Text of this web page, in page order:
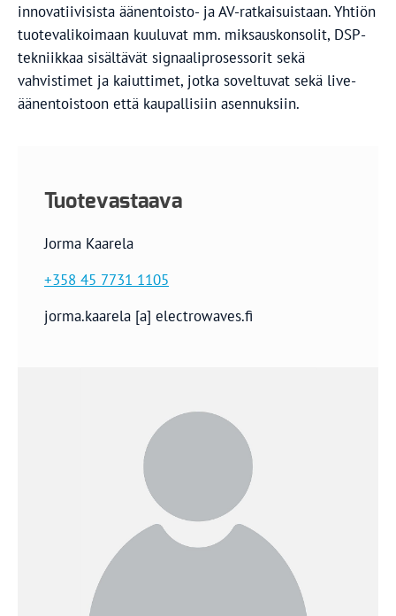
innovatiivisista äänentoisto- ja AV-ratkaisuistaan. Yhtiön
tuotevalikoimaan kuuluvat mm. miksauskonsolit, DSP-
tekniikkaa sisältävät signaaliprosessorit sekä
vahvistimet ja kaiuttimet, jotka soveltuvat sekä live-
äänentoistoon että kaupallisiin asennuksiin.
Tuotevastaava
Jorma Kaarela
+358 45 7731 1105
jorma.kaarela [a] electrowaves.fi